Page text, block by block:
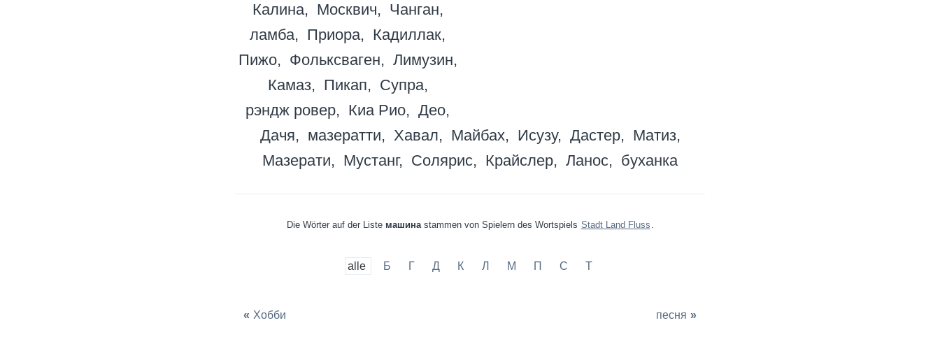
Калина
Москвич
Чанган
ламба
Приора
Кадиллак
Пижо
Фольксваген
Лимузин
Камаз
Пикап
Супра
рэндж ровер
Киа Рио
Део
Дачя
мазератти Хавал Майбах Исузу Дастер
Матиз
Мазерати
Мустанг Солярис Крайслер Ланос буханка
Die Wörter auf der Liste машинаstammen von Spielern des Wortspiels Stadt Land Fluss .
alle Б Г Д К Л М П С Т
« Хобби песня »